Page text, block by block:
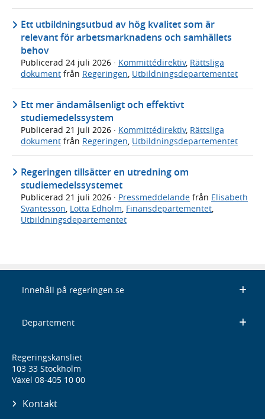
Ett utbildningsutbud av hög kvalitet som är
relevant för arbetsmarknadens och samhällets
behov
Publicerad 24 juli 2026 · Kommittédirektiv, Rättsliga
dokument från Regeringen, Utbildningsdepartementet
Ett mer ändamålsenligt och effektivt
studiemedelssystem
Publicerad 21 juli 2026 · Kommittédirektiv, Rättsliga
dokument från Regeringen, Utbildningsdepartementet
Regeringen tillsätter en utredning om
studiemedelssystemet
Publicerad 21 juli 2026 · Pressmeddelande från Elisabeth
Svantesson Lotta Edholm Finansdepartementet
Utbildningsdepartementet
Innehåll på regeringen.se
Departement
Regeringskansliet
103 33 Stockholm
Växel 08-405 10 00
Kontakt